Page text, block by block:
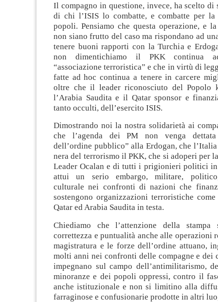
Il compagno in questione, invece, ha scelto di
di chi l’ISIS lo combatte, e combatte per
popoli. Pensiamo che questa operazione, e
non siano frutto del caso ma rispondano ad
tenere buoni rapporti con la Turchia e
non dimentichiamo il PKK continua
“associazione terroristica” e che in virtù di
fatte ad hoc continua a tenere in carcere
oltre che il leader riconosciuto del Popolo
l’Arabia Saudita e il Qatar sponsor e
tanto occulti, dell’esercito ISIS.
Dimostrando noi la nostra solidarietà ai
che l’agenda dei PM non venga
dell’ordine pubblico” alla Erdogan, che
nera del terrorismo il PKK, che si adoperi per
Leader Ocalan e di tutti i prigionieri politici in
attui un serio embargo, militare,
culturale nei confronti di nazioni che
sostengono organizzazioni terroristiche come
Qatar ed Arabia Saudita in testa.
Chiediamo che l’attenzione della
correttezza e puntualità anche alle operazioni
magistratura e le forze dell’ordine attuano,
molti anni nei confronti delle compagne e dei
impegnano sul campo dell’antimilitarismo,
minoranze e dei popoli oppressi, contro il
anche istituzionale e non si limitino alla
farraginose e confusionarie prodotte in altri